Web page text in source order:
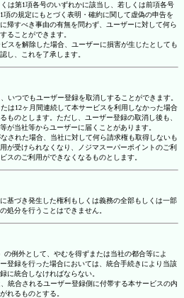
は第1項各号のいずれかに該当し、若しくは前項各号
の規定にもとづく表明・確約に関して虚偽の申告を
帰すべき事由の有無を問わず、ユーザーに対して何ら
ることができます。
スを解除した場合、ユーザーに損害が生じたとしても
し、これを了承します。
いつでもユーザー登録を取消しすることができます。
は12ヶ月間連続して本サービスを利用しなかった場合
ものとします。ただし、ユーザー登録の取消し後も、
が当社等からユーザーに届くことがあります。
された場合、当社に対して何ら請求権も取得しないも
が受けられなくなり、ノジマスーパーポイントのご利
スのご利用ができなくなるものとします。
基づき発生した権利もしくは義務の全部もしくは一部
処分を行うことはできません。
の例外として、やむを得ずまたは当社の都合等によ
登録を行った場合においては、統合手続きにより当該
に統合しなければならない。
統合されるユーザー登録側に付帯する本サービスの内
れるものとする。